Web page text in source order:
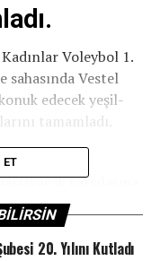
Voleybol 1.
sahasında Vestel
edecek yeşil-
tamamladı.
Spor
karşılaşma
Adnan Kıstak
B.B. Bodrumspor’da
galibiyet.
ET
20. Yılını Kutladı